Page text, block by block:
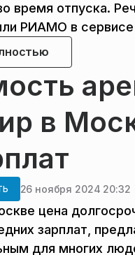
время отпуска.
РИАМО в сервисе
в
26 ноября 2024 20:32
цена
зарплат,
для многих